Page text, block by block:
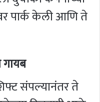
पार्क केली आणि ते
संपल्यानंतर ते